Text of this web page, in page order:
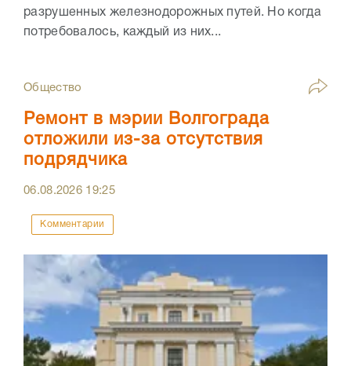
разрушенных железнодорожных путей. Но когда
потребовалось, каждый из них...
Общество
Ремонт в мэрии Волгограда
отложили из-за отсутствия
подрядчика
06.08.2026 19:25
Комментарии